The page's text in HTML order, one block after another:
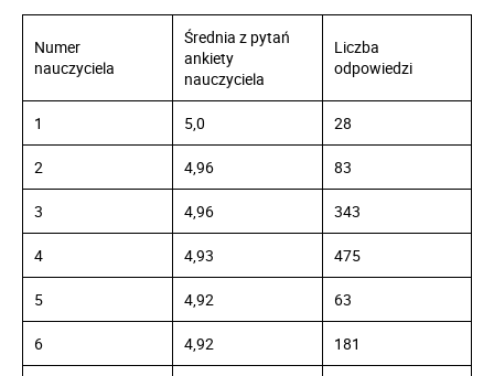
Numer
nauczyciela
Średnia z pytań
ankiety
nauczyciela
Liczba
odpowiedzi
1 5,0 28
2 4,96 83
3 4,96 343
4 4,93 475
5 4,92 63
6 4,92 181